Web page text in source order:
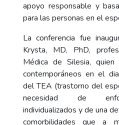
apoyo responsable y
para las personas en el
La conferencia fue
Krysta, MD, PhD,
Médica de Silesia,
contemporáneos en el
del TEA (trastorno del
necesidad de
individualizados y de una
comorbilidades que a